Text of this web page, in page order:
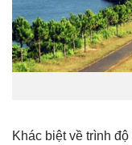
Khác biệt về trình